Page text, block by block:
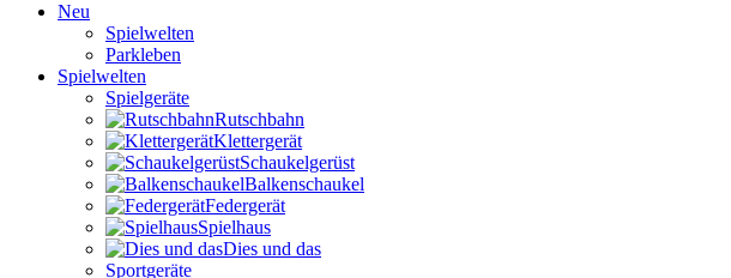
Neu
Spielwelten
Parkleben
Spielwelten
Spielgeräte
Rutschbahn
Klettergerät
Schaukelgerüst
Balkenschaukel
Federgerät
Spielhaus
Dies und das
Sportgeräte